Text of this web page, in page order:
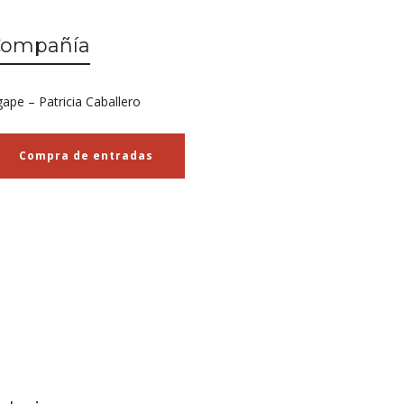
– Patricia Caballero
Compra de entradas